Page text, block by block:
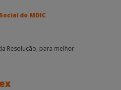
do MDIC
Resolução, para melhor